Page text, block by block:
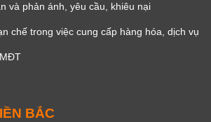
và phản ánh, yêu cầu, khiêu nại
chế trong việc cung cấp hàng hóa, dịch vụ
BẮC